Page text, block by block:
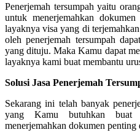
Penerjemah tersumpah yaitu
untuk menerjemahkan
layaknya visa yang di
oleh penerjemah tersumpah
yang dituju. Maka Kamu dapat
layaknya kami buat membantu
Solusi Jasa Penerjemah
Sekarang ini telah banyak
yang Kamu butuhkan buat
menerjemahkan dokumen penting